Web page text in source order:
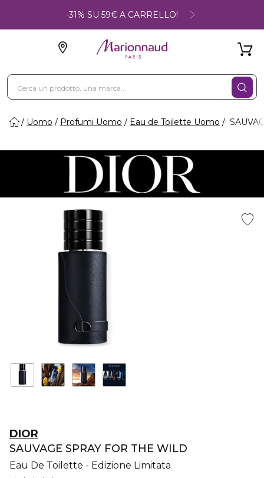
-31% SU 59€ A CARRELLO!
Uomo Profumi Uomo Eau de Toilette Uomo
DIOR
SAUVAGE SPRAY FOR THE WILD
Eau De Toilette - Edizione Limitata